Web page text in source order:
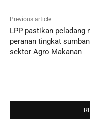
Previous article
LPP pastikan peladang
peranan tingkat
sektor Agro Makanan